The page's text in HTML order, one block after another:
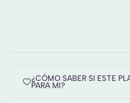
¿CÓMO SABER SI ESTE
PARA MI?